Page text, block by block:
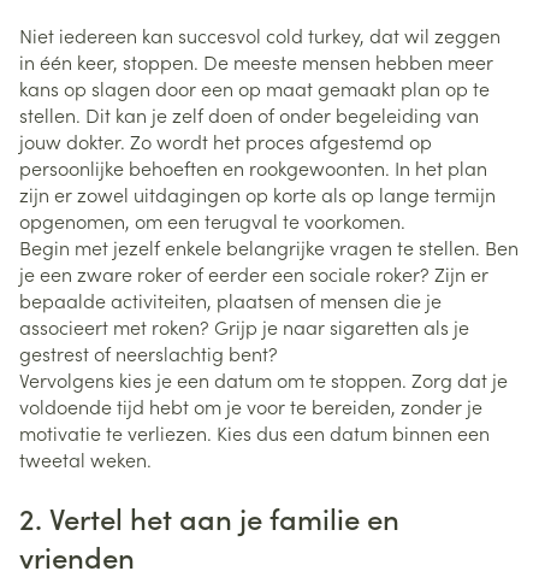
Niet iedereen kan succesvol cold turkey, dat wil zeggen
in één keer, stoppen. De meeste mensen hebben meer
kans op slagen door een op maat gemaakt plan op te
stellen. Dit kan je zelf doen of onder begeleiding van
jouw dokter. Zo wordt het proces afgestemd op
persoonlijke behoeften en rookgewoonten. In het plan
zijn er zowel uitdagingen op korte als op lange termijn
opgenomen, om een terugval te voorkomen.
Begin met jezelf enkele belangrijke vragen te stellen. Ben
je een zware roker of eerder een sociale roker? Zijn er
bepaalde activiteiten, plaatsen of mensen die je
associeert met roken? Grijp je naar sigaretten als je
gestrest of neerslachtig bent?
Vervolgens kies je een datum om te stoppen. Zorg dat je
voldoende tijd hebt om je voor te bereiden, zonder je
motivatie te verliezen. Kies dus een datum binnen een
tweetal weken.
2. Vertel het aan je familie en
vrienden